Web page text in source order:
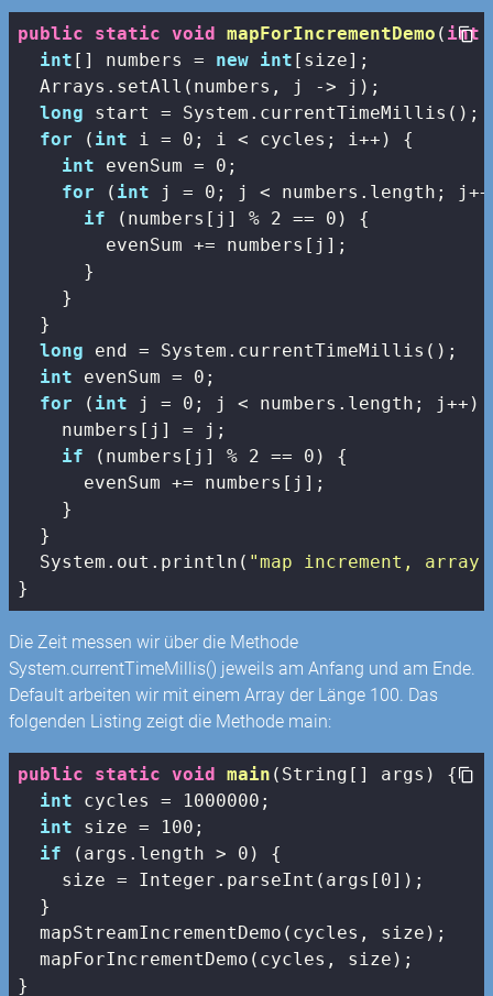
public static void mapForIncrementDemo ( int
int [] numbers = new int [size];
  Arrays.setAll(numbers, j -> j);
long start = System.currentTimeMillis();
for ( int i = 0 ; i < cycles; i++) {
int evenSum = 0 ;
for ( int j = 0 ; j < numbers.length;
if (numbers[j] % 2 == 0 ) {
        evenSum += numbers[j];
      }
    }
  }
long end = System.currentTimeMillis();
int evenSum = 0 ;
for ( int j = 0 ; j < numbers.length; j++)
    numbers[j] = j;
if (numbers[j] % 2 == 0 ) {
      evenSum += numbers[j];
    }
  }
  System.out.println(
"map increment,
}
Die Zeit messen wir über die Methode
System.currentTimeMillis() jeweils am Anfang und am Ende.
Default arbeiten wir mit einem Array der Länge 100. Das
folgenden Listing zeigt die Methode main:
public static void main (String[] args)
{
int cycles = 1000000 ;
int size = 100 ;
if (args.length > 0 ) {
    size = Integer.parseInt(args[
0]);
  }
  mapStreamIncrementDemo(cycles, size);
  mapForIncrementDemo(cycles, size);
}